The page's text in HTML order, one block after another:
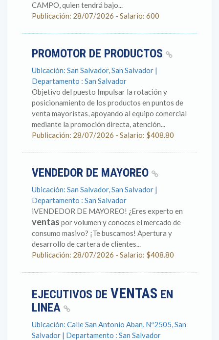
CAMPO, quien tendrá bajo...
Publicación: 28/07/2026 - Salario: 600
PROMOTOR DE PRODUCTOS
Ubicación: San Salvador, San Salvador |
Departamento : San Salvador
Objetivo del puesto Impulsar la rotación y
posicionamiento de los productos en puntos de
venta mayoristas, apoyando al equipo comercial
mediante la promoción directa, atención...
Publicación: 28/07/2026 - Salario: $408.80
VENDEDOR DE MAYOREO
Ubicación: San Salvador, San Salvador |
Departamento : San Salvador
iVENDEDOR DE MAYOREO! ¿Eres experto en
ventas por volumen y conoces el mercado de
consumo masivo? ¡Te buscamos! Apertura y
desarrollo de cartera de clientes...
Publicación: 28/07/2026 - Salario: $408.80
EJECUTIVOS DE VENTAS EN
LINEA
Ubicación: Calle San Antonio Aban, Nª2505, San
Salvador | Departamento : San Salvador